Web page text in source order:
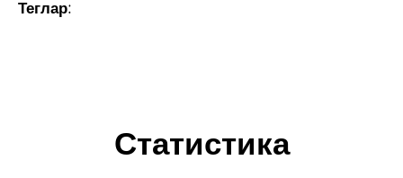
Теглар:
Статистика